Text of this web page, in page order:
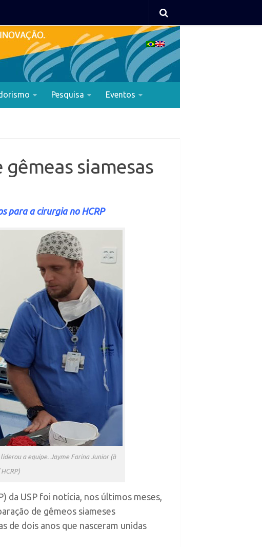
Pesquisa Eventos
siamesas
para a cirurgia no HCRP
a equipe. Jayme Farina Junior (à
da USP foi notícia, nos últimos meses,
de gêmeos siameses
de dois anos que nasceram unidas